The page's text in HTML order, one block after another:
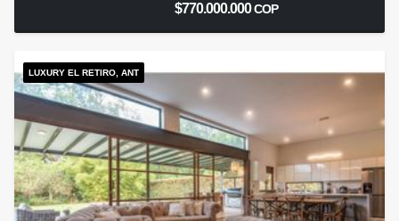
$770.000.000COP
LUXURY EL RETIRO, ANT